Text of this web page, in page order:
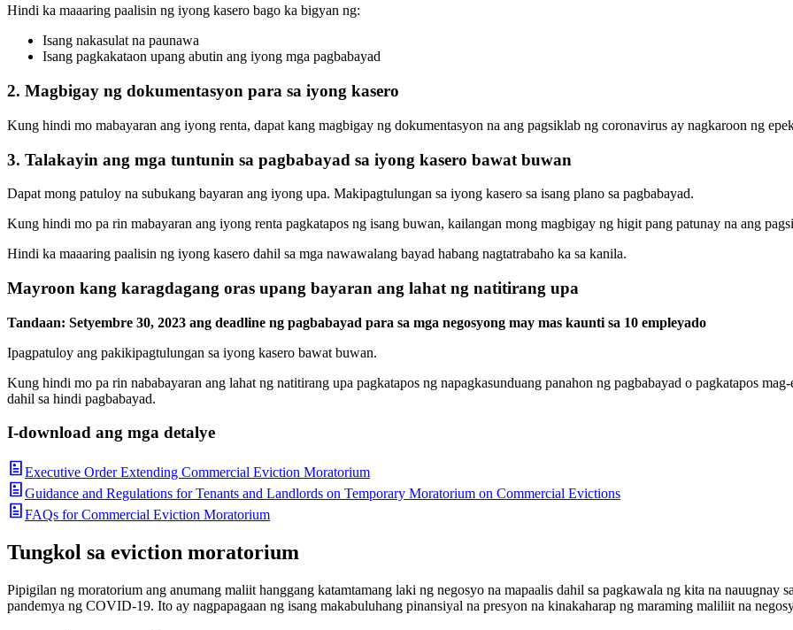
Hindi ka maaaring paalisin ng iyong kasero bago ka bigyan ng:
Isang nakasulat na paunawa
Isang pagkakataon upang abutin ang iyong mga pagbabayad
2. Magbigay ng dokumentasyon para sa iyong kasero
Kung hindi mo mabayaran ang iyong renta, dapat kang magbigay ng dokumentasyon na ang pagsiklab ng coronavirus ay nagkaroon ng
3. Talakayin ang mga tuntunin sa pagbabayad sa iyong kasero bawat buwan
Dapat mong patuloy na subukang bayaran ang iyong upa. Makipagtulungan sa iyong kasero sa isang plano sa pagbabayad.
Kung hindi mo pa rin mabayaran ang iyong renta pagkatapos ng isang buwan, kailangan mong magbigay ng higit pang patunay na ang
Hindi ka maaaring paalisin ng iyong kasero dahil sa mga nawawalang bayad habang nagtatrabaho ka sa kanila.
Mayroon kang karagdagang oras upang bayaran ang lahat ng natitirang upa
Tandaan: Setyembre 30, 2023 ang deadline ng pagbabayad para sa mga negosyong may mas kaunti sa 10 empleyado
Ipagpatuloy ang pakikipagtulungan sa iyong kasero bawat buwan.
Kung hindi mo pa rin nababayaran ang lahat ng natitirang upa pagkatapos ng napagkasunduang panahon ng pagbabayad o pagkatapos
dahil sa hindi pagbabayad.
I-download ang mga detalye
Executive Order Extending Commercial Eviction Moratorium
Guidance and Regulations for Tenants and Landlords on Temporary Moratorium on Commercial Evictions
FAQs for Commercial Eviction Moratorium
Tungkol sa eviction moratorium
Pipigilan ng moratorium ang anumang maliit hanggang katamtamang laki ng negosyo na mapaalis dahil sa pagkawala ng kita na nauugnay
pandemya ng COVID-19. Ito ay nagpapagaan ng isang makabuluhang pinansiyal na presyon na kinakaharap ng maraming maliliit na